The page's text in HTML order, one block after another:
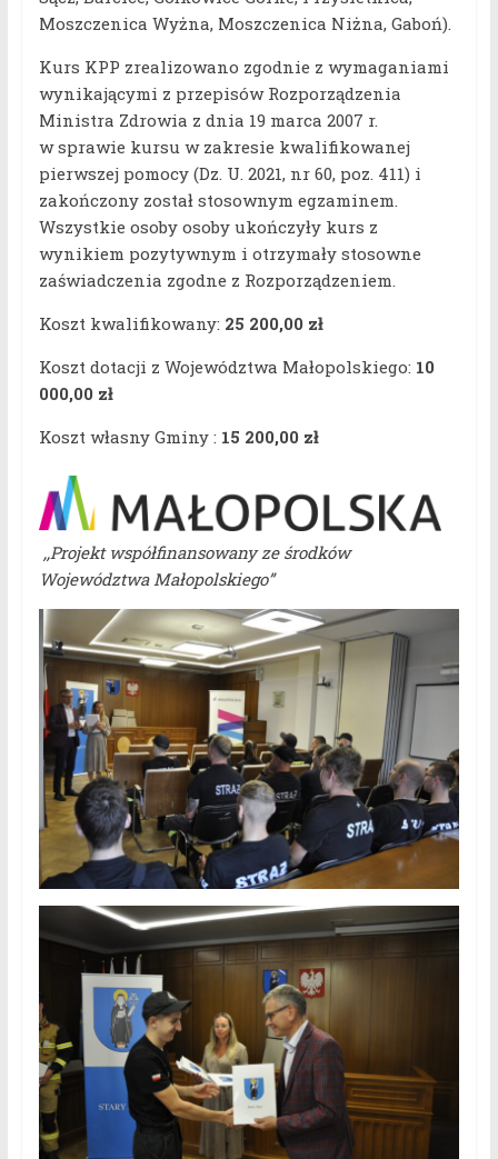
Moszczenica Wyżna, Moszczenica Niżna, Gaboń).
Kurs KPP zrealizowano zgodnie z wymaganiami
wynikającymi z przepisów Rozporządzenia
Ministra Zdrowia z dnia 19 marca 2007 r.
w sprawie kursu w zakresie kwalifikowanej
pierwszej pomocy (Dz. U. 2021, nr 60, poz. 411) i
zakończony został stosownym egzaminem.
Wszystkie osoby osoby ukończyły kurs z
wynikiem pozytywnym i otrzymały stosowne
zaświadczenia zgodne z Rozporządzeniem.
Koszt kwalifikowany: 25 200,00 zł
Koszt dotacji z Województwa Małopolskiego: 10
000,00 zł
Koszt własny Gminy : 15 200,00 zł
,,Projekt współfinansowany ze środków
Województwa Małopolskiego”